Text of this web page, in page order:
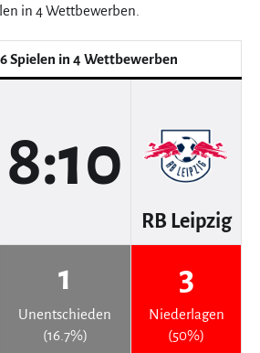
in 4 Wettbewerben.
Spielen in 4 Wettbewerben
8:10
RB Leipzig
1
Unentschieden
(16.7%)
3
Niederlagen
(50%)